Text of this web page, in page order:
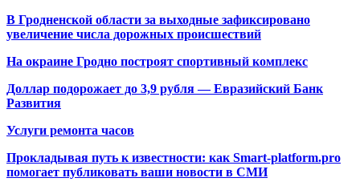
В Гродненской области за выходные зафиксировано
увеличение числа дорожных происшествий
На окраине Гродно построят спортивный комплекс
Доллар подорожает до 3,9 рубля — Евразийский Банк
Развития
Услуги ремонта часов
Прокладывая путь к известности: как Smart-platform.pro
помогает публиковать ваши новости в СМИ